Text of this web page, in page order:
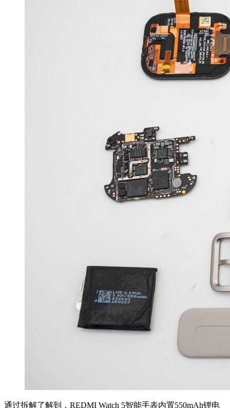
通过拆解了解到，REDMI Watch 5智能手表内置550mAh锂电